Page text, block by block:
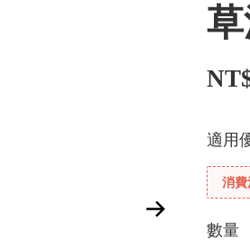
適用
消
數量